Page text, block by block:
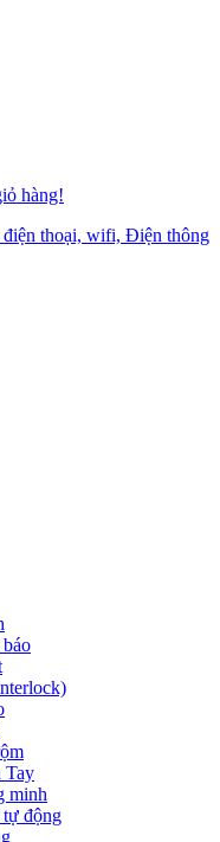
hàng!
Tay
minh
tự động